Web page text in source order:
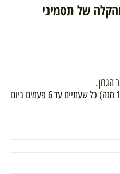
של תסמיני
הגרון.